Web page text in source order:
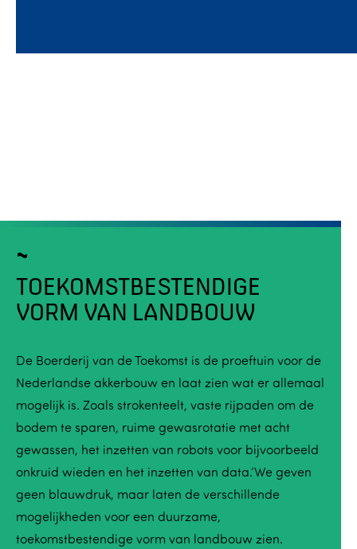
TOEKOMSTBESTENDIGE
VORM VAN LANDBOUW
De Boerderij van de Toekomst is de proeftuin voor de
Nederlandse akkerbouw en laat zien wat er allemaal
mogelijk is. Zoals strokenteelt, vaste rijpaden om de
bodem te sparen, ruime gewasrotatie met acht
gewassen, het inzetten van robots voor bijvoorbeeld
onkruid wieden en het inzetten van data.‘We geven
geen blauwdruk, maar laten de verschillende
mogelijkheden voor een duurzame,
toekomstbestendige vorm van landbouw zien.